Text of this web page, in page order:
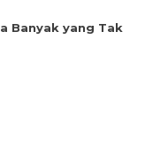
Banyak yang Tak